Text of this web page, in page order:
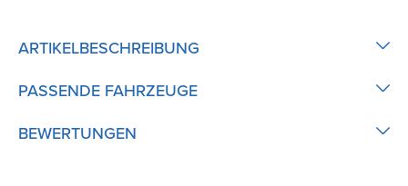
ARTIKELBESCHREIBUNG
PASSENDE FAHRZEUGE
BEWERTUNGEN